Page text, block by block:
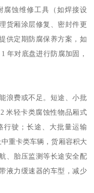
腐蚀维修工具（如焊接设
货厢涂层修复、密封件更
供定期防腐保养方案，如
年对底盘进行防腐加固，
浪费或不足。短途、小批
米轻卡类腐蚀性物品厢式
行驶；长途、大批量运输
中重卡类车辆，货厢容积大
、胎压监测等长途安全配
液力缓速器的车型，减少